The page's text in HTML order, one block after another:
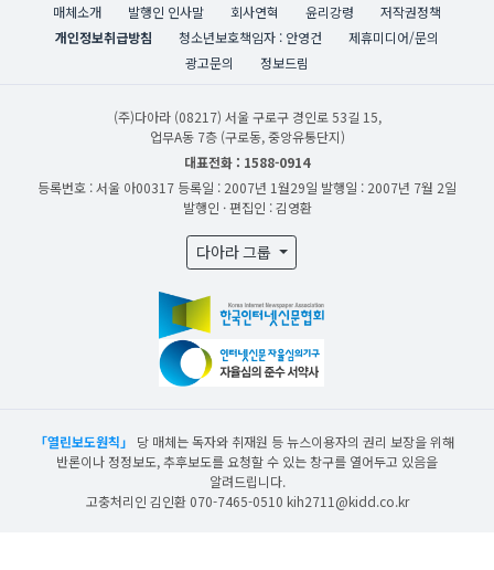
매체소개 발행인 인사말 회사연혁 윤리강령
저작권정책
개인정보취급방침
청소년보호책임자 : 안영건
제휴미디어/문의
광고문의
정보드림
(주)다아라 (08217) 서울 구로구 경인로 53길 15,
업무A동 7층 (구로동, 중앙유통단지)
대표전화 : 1588-0914
등록번호 : 서울 아00317 등록일 : 2007년 1월29일 발행일 : 2007년 7월 2일
발행인 · 편집인 : 김영환
다아라 그룹
「열린보도원칙」
당 매체는 독자와 취재원 등 뉴스이용자의 권리 보장을 위해
반론이나 정정보도, 추후보도를 요청할 수 있는 창구를 열어두고 있음을
알려드립니다.
고충처리인 김인환 070-7465-0510 kih2711@kidd.co.kr